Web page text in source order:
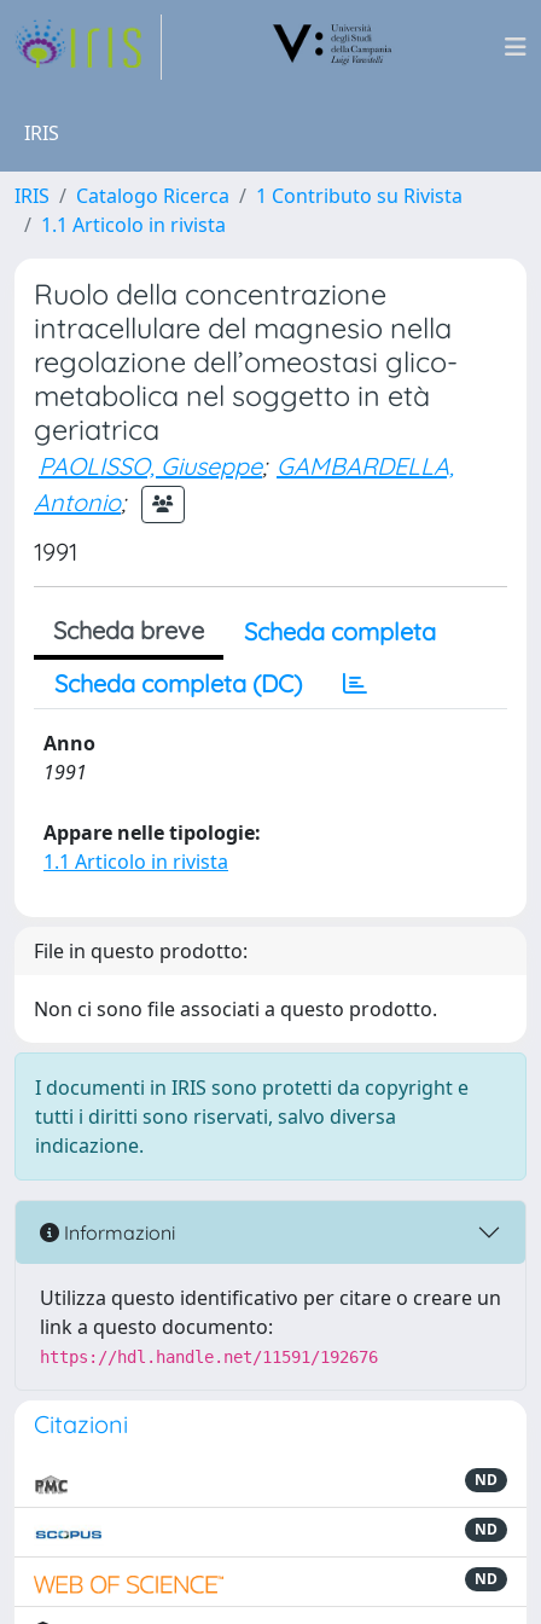
IRIS
IRIS Catalogo Ricerca
1 Contributo su Rivista
1.1 Articolo in rivista
Ruolo della concentrazione
intracellulare del magnesio nella
regolazione dell’omeostasi glico-
metabolica nel soggetto in età
geriatrica
PAOLISSO, Giuseppe; GAMBARDELLA,
Antonio;
1991
Scheda breve
Scheda completa
Scheda completa (DC)
Anno
1991
Appare nelle tipologie:
1.1 Articolo in rivista
File in questo prodotto:
Non ci sono file associati a questo prodotto.
I documenti in IRIS sono protetti da copyright e
tutti i diritti sono riservati, salvo diversa
indicazione.
Informazioni
Utilizza questo identificativo per citare o creare un
link a questo documento:
https://hdl.handle.net/11591/192676
Citazioni
ND
ND
ND